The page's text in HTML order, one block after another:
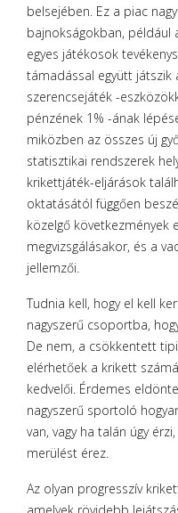
belsejében. Ez a piac
bajnokságokban, például
egyes játékosok
támadással együtt játszik
szerencsejáték -
pénzének 1% -ának
miközben az összes új
statisztikai rendszerek
krikettjáték-eljárások
oktatásától függően
közelgő következmények
megvizsgálásakor, és a
jellemzői.
Tudnia kell, hogy el kell
nagyszerű csoportba,
De nem, a csökkentett
elérhetőek a krikett
kedvelői. Érdemes
nagyszerű sportoló
van, vagy ha talán úgy
merülést érez.
Az olyan progresszív